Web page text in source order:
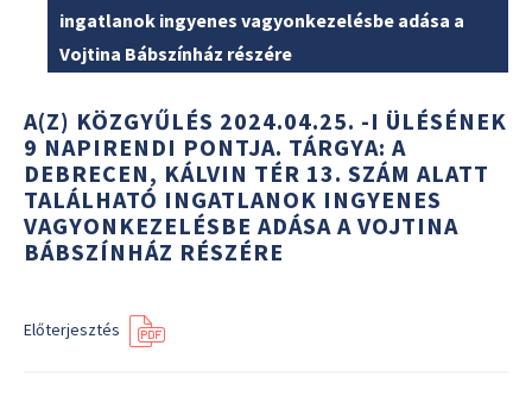
ingatlanok ingyenes vagyonkezelésbe adása a
Vojtina Bábszínház részére
A(Z) KÖZGYŰLÉS 2024.04.25. -I ÜLÉSÉNEK
9 NAPIRENDI PONTJA. TÁRGYA: A
DEBRECEN, KÁLVIN TÉR 13. SZÁM ALATT
TALÁLHATÓ INGATLANOK INGYENES
VAGYONKEZELÉSBE ADÁSA A VOJTINA
BÁBSZÍNHÁZ RÉSZÉRE
Előterjesztés